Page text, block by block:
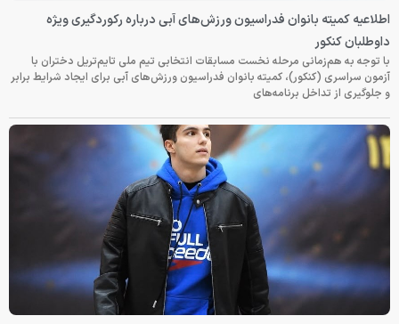
اطلاعیه کمیته بانوان فدراسیون ورزش‌های آبی درباره رکوردگیری ویژه
داوطلبان کنکور
با توجه به هم‌زمانی مرحله نخست مسابقات انتخابی تیم ملی تایم‌تریل دختران با
آزمون سراسری (کنکور)، کمیته بانوان فدراسیون ورزش‌های آبی برای ایجاد شرایط برابر
و جلوگیری از تداخل برنامه‌های